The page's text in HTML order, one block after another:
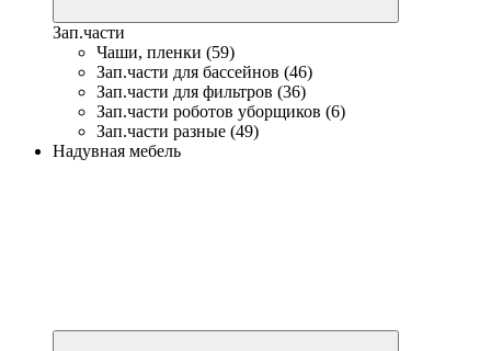
Зап.части
Чаши, пленки (59)
Зап.части для бассейнов (46)
Зап.части для фильтров (36)
Зап.части роботов уборщиков (6)
Зап.части разные (49)
Надувная мебель